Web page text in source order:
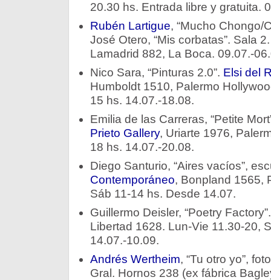
20.30 hs. Entrada libre y gratuita.
Rubén Lartigue, “Mucho Chongo/
José Otero, “Mis corbatas”. Sala
Lamadrid 882, La Boca. 09.07.-
Nico Sara, “Pinturas 2.0”. Elsi del
Humboldt 1510, Palermo
15 hs. 14.07.-18.08.
Emilia de las Carreras, “Petite
Prieto Gallery, Uriarte 1976,
18 hs. 14.07.-20.08.
Diego Santurio, “Aires vacíos”,
Contemporáneo, Bonpland 1565,
Sáb 11-14 hs. Desde 14.07.
Guillermo Deisler, “Poetry
Libertad 1628. Lun-Vie 11.30-20,
14.07.-10.09.
Andrés Wertheim, “Tu otro yo”,
Gral. Hornos 238 (ex fábrica